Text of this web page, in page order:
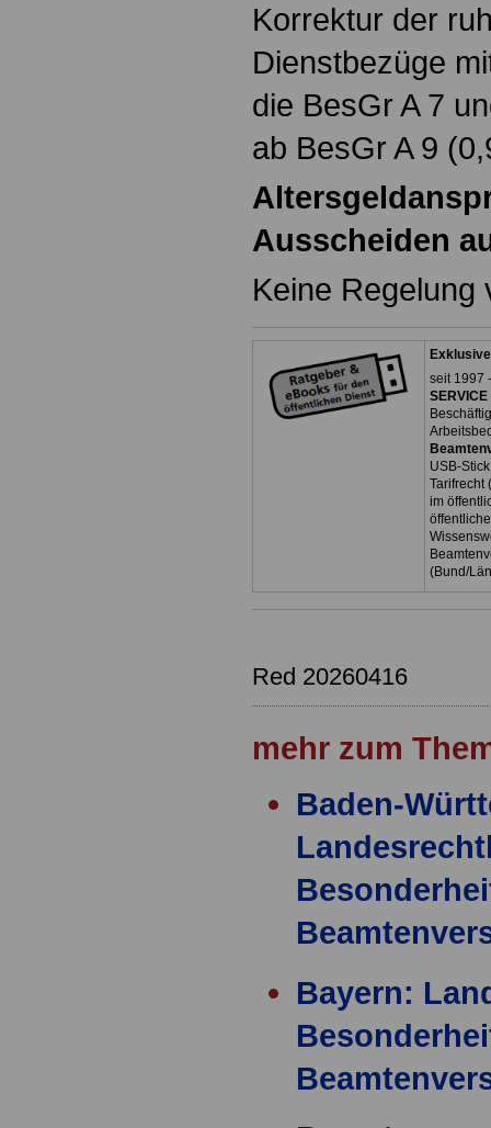
Korrektur der
Dienstbezüge
die BesGr A 7
ab BesGr A 9
Ausscheiden
Keine Regelung
seit 1997
USB-
Tarifrecht
im
(Bund/
Red 20260416
mehr zum
Baden-
Bayern: